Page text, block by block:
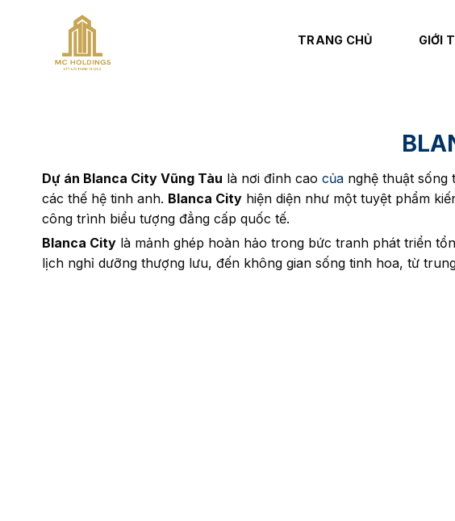
TRANG CHỦ GIỚI
Dự án Blanca City Vũng Tàu là nơi đỉnh cao của nghệ thuật sống
các thế hệ tinh anh. Blanca City hiện diện như một tuyệt phẩm
công trình biểu tượng đẳng cấp quốc tế.
Blanca City là mảnh ghép hoàn hảo trong bức tranh phát triển
lịch nghỉ dưỡng thượng lưu, đến không gian sống tinh hoa, từ